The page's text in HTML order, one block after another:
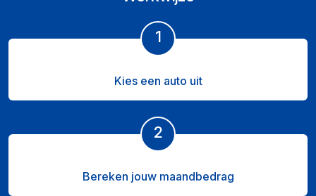
1
Kies een auto uit
2
Bereken jouw maandbedrag